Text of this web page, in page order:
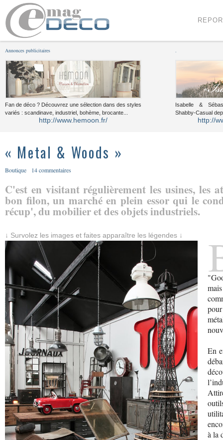
Annonces publicitaires
Fan de déco ? Découvrez une sélection dans des styles
variés : scandinave, industriel, bohème, brocante...
http://www.hemoon.fr/
Isabelle &
Shabby-Casual
http://
« Metal & Woods »
Boutique 14 commentaires
C'est en visitant régulièrement les usines, les
bon filon, un marché en plein essor qui le
récup', du mobilier et des objets industriels.
↓ Survolez les images et faites apparaître les légendes ↓
En
à la